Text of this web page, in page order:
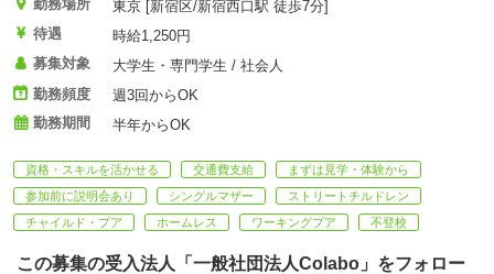
勤務場所
東京 [新宿区/新宿西口駅 徒歩7分]
待遇
時給1,250円
募集対象
大学生・専門学生 / 社会人
勤務頻度
週3回からOK
勤務期間
半年からOK
資格・スキルを活かせる 交通費支給
まずは見学・体験から
参加前に説明会あり
シングルマザー
ストリートチルドレン
チャイルド・プア
ホームレス ワーキングプア 不登校
この募集の受入法人「一般社団法人Colabo」をフォロー